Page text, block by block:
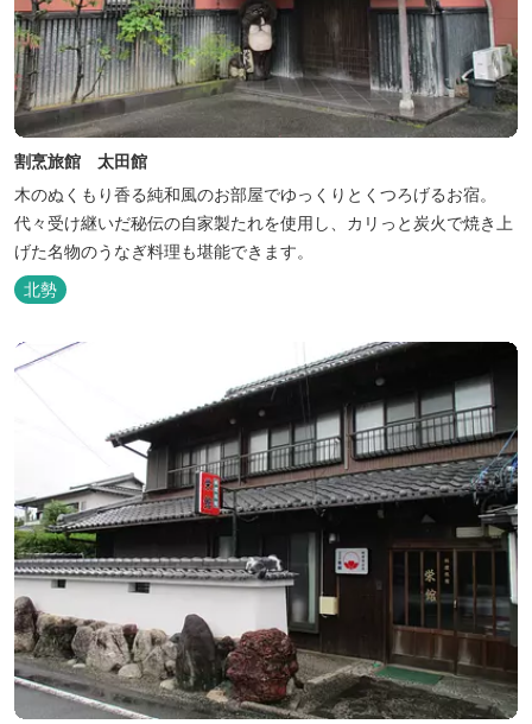
割烹旅館 太田館
木のぬくもり香る純和風のお部屋でゆっくりとくつろげるお宿。
代々受け継いだ秘伝の自家製たれを使用し、カリっと炭火で焼き上
げた名物のうなぎ料理も堪能できます。
北勢